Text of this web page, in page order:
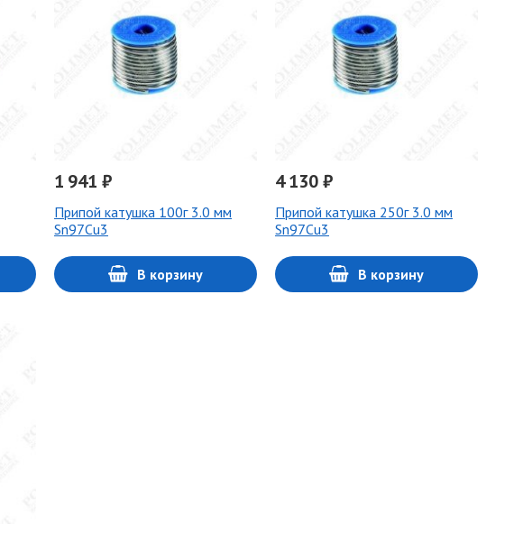
1 941 ₽
Припой катушка 100г 3.0 мм
Sn97Cu3
В корзину
4 130 ₽
Припой катушка 250г 3.0 мм
Sn97Cu3
В корзину